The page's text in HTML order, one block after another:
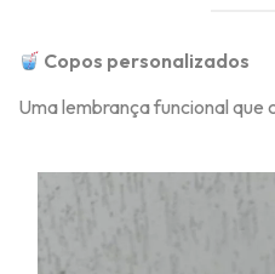
Copos personalizados
Uma lembrança funcional que